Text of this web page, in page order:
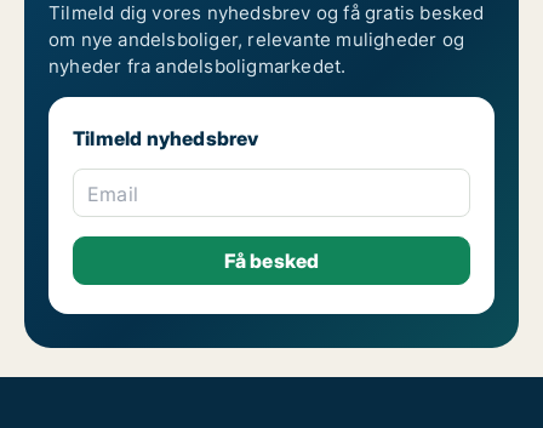
Tilmeld dig vores nyhedsbrev og få gratis besked
om nye andelsboliger, relevante muligheder og
nyheder fra andelsboligmarkedet.
Tilmeld nyhedsbrev
Email